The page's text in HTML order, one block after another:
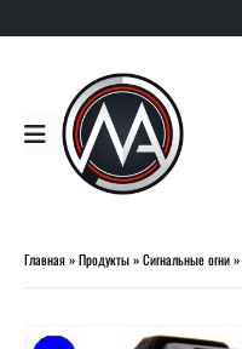
Главная»Продукты»Сигнальные огни»